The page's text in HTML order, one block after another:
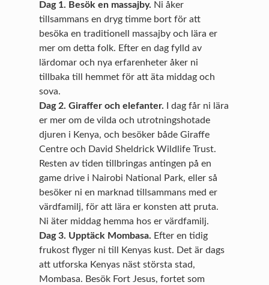
Dag 1. Besök en massajby. Ni åker
tillsammans en dryg timme bort för att
besöka en traditionell massajby och lära er
mer om detta folk. Efter en dag fylld av
lärdomar och nya erfarenheter åker ni
tillbaka till hemmet för att äta middag och
sova.
Dag 2. Giraffer och elefanter. I dag får ni lära
er mer om de vilda och utrotningshotade
djuren i Kenya, och besöker både Giraffe
Centre och David Sheldrick Wildlife Trust.
Resten av tiden tillbringas antingen på en
game drive i Nairobi National Park, eller så
besöker ni en marknad tillsammans med er
värdfamilj, för att lära er konsten att pruta.
Ni äter middag hemma hos er värdfamilj.
Dag 3. Upptäck Mombasa. Efter en tidig
frukost flyger ni till Kenyas kust. Det är dags
att utforska Kenyas näst största stad,
Mombasa. Besök Fort Jesus, fortet som